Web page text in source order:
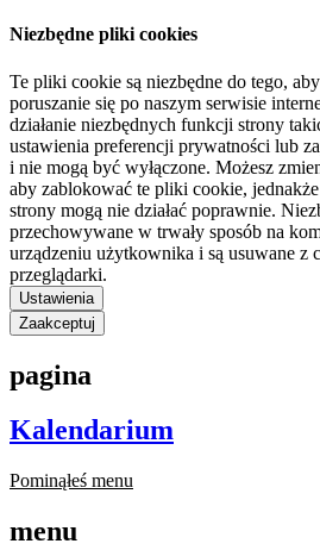
Niezbędne pliki cookies
Te pliki cookie są niezbędne do tego,
poruszanie się po naszym serwisie
działanie niezbędnych funkcji strony
ustawienia preferencji prywatności lub
i nie mogą być wyłączone. Możesz
aby zablokować te pliki cookie,
strony mogą nie działać poprawnie.
przechowywane w trwały sposób na
urządzeniu użytkownika i są usuwane z
przeglądarki.
Ustawienia
Zaakceptuj
pagina
Kalendarium
Pominąłeś menu
menu